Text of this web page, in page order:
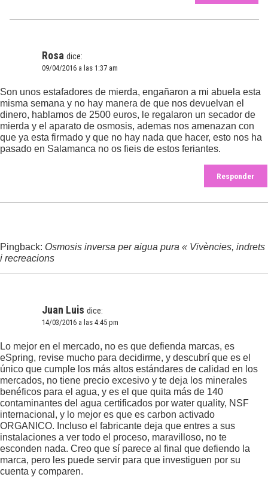
Rosa dice:
09/04/2016 a las 1:37 am
Son unos estafadores de mierda, engañaron a mi abuela esta
misma semana y no hay manera de que nos devuelvan el
dinero, hablamos de 2500 euros, le regalaron un secador de
mierda y el aparato de osmosis, ademas nos amenazan con
que ya esta firmado y que no hay nada que hacer, esto nos ha
pasado en Salamanca no os fieis de estos feriantes.
Responder
Pingback: Osmosis inversa per aigua pura « Vivències, indrets
i recreacions
Juan Luis dice:
14/03/2016 a las 4:45 pm
Lo mejor en el mercado, no es que defienda marcas, es
eSpring, revise mucho para decidirme, y descubrí que es el
único que cumple los más altos estándares de calidad en los
mercados, no tiene precio excesivo y te deja los minerales
benéficos para el agua, y es el que quita más de 140
contaminantes del agua certificados por water quality, NSF
internacional, y lo mejor es que es carbon activado
ORGANICO. Incluso el fabricante deja que entres a sus
instalaciones a ver todo el proceso, maravilloso, no te
esconden nada. Creo que sí parece al final que defiendo la
marca, pero les puede servir para que investiguen por su
cuenta y comparen.